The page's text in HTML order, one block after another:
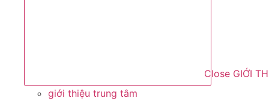
Close GIỚI
giới thiệu trung tâm